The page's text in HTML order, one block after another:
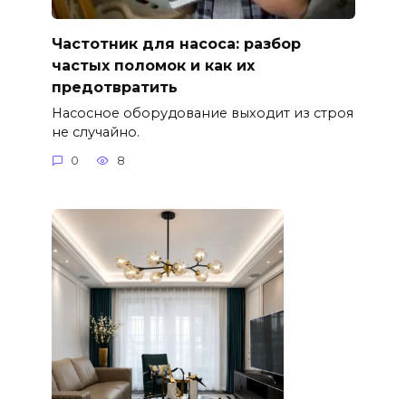
Частотник для насоса: разбор
частых поломок и как их
предотвратить
Насосное оборудование выходит из строя
не случайно.
0 8